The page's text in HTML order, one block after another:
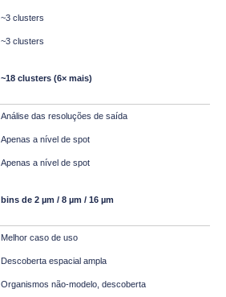
~3 clusters
~3 clusters
~18 clusters (6× mais)
Análise das resoluções de saída
Apenas a nível de spot
Apenas a nível de spot
bins de 2 µm / 8 µm / 16 µm
Melhor caso de uso
Descoberta espacial ampla
Organismos não-modelo, descoberta